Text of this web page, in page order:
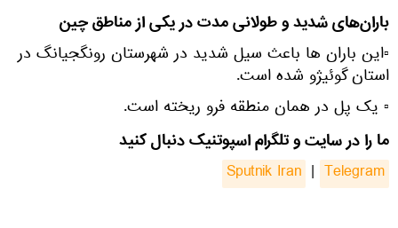
باران‌های شدید و طولانی مدت در یکی از مناطق چین
▫این باران ها باعث سیل شدید در شهرستان رونگجیانگ در
استان گوئیژو شده است.
▫ یک پل در همان منطقه فرو ریخته است.
ما را در سایت و تلگرام اسپوتنیک دنبال کنید
Sputnik Iran | Telegram